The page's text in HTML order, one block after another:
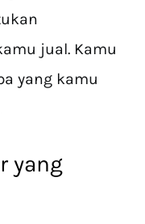
jual. Kamu
yang kamu
yang